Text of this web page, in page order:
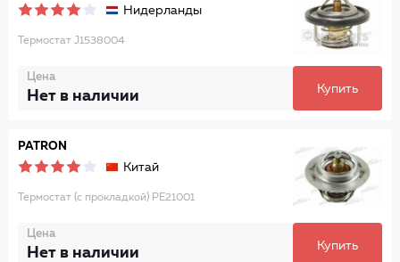
Нидерланды
Термостат J1538004
Цена
Нет в наличии Купить
PATRON
Китай
Термостат (с прокладкой) PE21001
Цена
Нет в наличии Купить